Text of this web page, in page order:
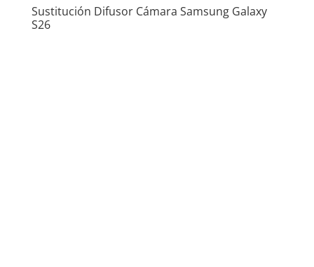
Sustitución Difusor Cámara Samsung Galaxy
S26